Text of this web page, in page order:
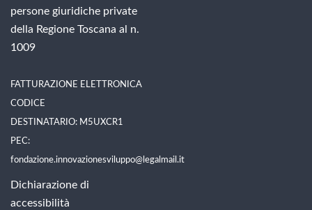
persone giuridiche private
della Regione Toscana al n.
1009
FATTURAZIONE ELETTRONICA
CODICE
DESTINATARIO: M5UXCR1
PEC:
fondazione.innovazionesviluppo@legalmail.it
Dichiarazione di
accessibilità